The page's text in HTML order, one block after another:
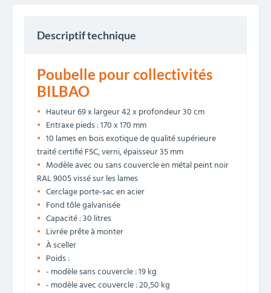
Descriptif technique
Poubelle pour collectivités
BILBAO
Hauteur 69 x largeur 42 x profondeur 30 cm
Entraxe pieds : 170 x 170 mm
10 lames en bois exotique de qualité supérieure
traité certifié FSC, verni, épaisseur 35 mm
Modèle avec ou sans couvercle en métal peint noir
RAL 9005 vissé sur les lames
Cerclage porte-sac en acier
Fond tôle galvanisée
Capacité : 30 litres
Livrée prête à monter
À sceller
Poids :
- modèle sans couvercle : 19 kg
- modèle avec couvercle : 20,50 kg